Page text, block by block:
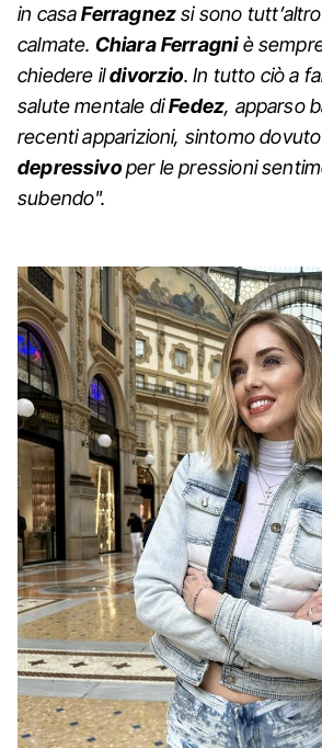
in casaFerragnezsi sono
calmate. Chiara Ferragniè
chiedere ildivorzio. In tutto ciò a
salute mentale diFedez, apparso
recenti apparizioni, sintomo
depressivoper le pressioni
subendo".